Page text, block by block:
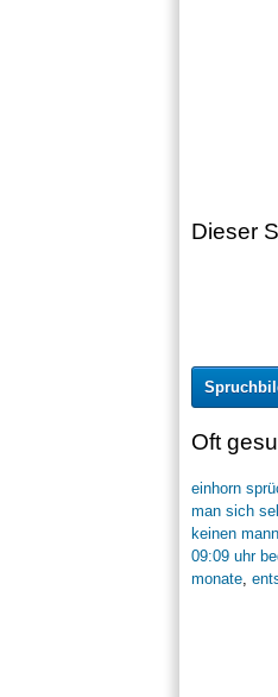
Dieser
Oft
einhorn
man sich
keinen mann
09:09 uhr
monate,